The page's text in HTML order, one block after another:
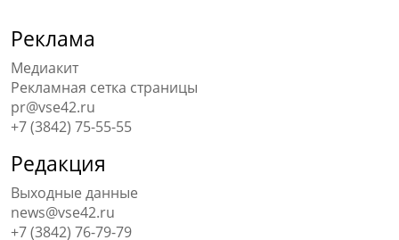
Реклама
Медиакит
Рекламная сетка страницы
pr@vse42.ru
+7 (3842) 75-55-55
Редакция
Выходные данные
news@vse42.ru
+7 (3842) 76-79-79